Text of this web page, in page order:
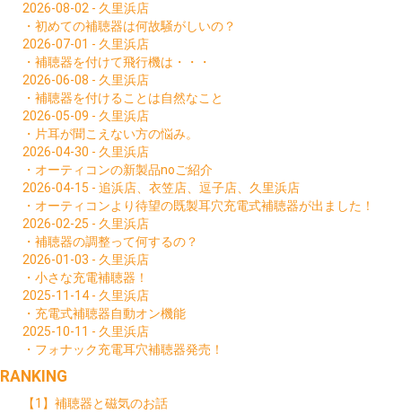
2026-08-02 - 久里浜店
・初めての補聴器は何故騒がしいの？
2026-07-01 - 久里浜店
・補聴器を付けて飛行機は・・・
2026-06-08 - 久里浜店
・補聴器を付けることは自然なこと
2026-05-09 - 久里浜店
・片耳が聞こえない方の悩み。
2026-04-30 - 久里浜店
・オーティコンの新製品noご紹介
2026-04-15 - 追浜店、衣笠店、逗子店、久里浜店
・オーティコンより待望の既製耳穴充電式補聴器が出ました！
2026-02-25 - 久里浜店
・補聴器の調整って何するの？
2026-01-03 - 久里浜店
・小さな充電補聴器！
2025-11-14 - 久里浜店
・充電式補聴器自動オン機能
2025-10-11 - 久里浜店
・フォナック充電耳穴補聴器発売！
RANKING
【1】補聴器と磁気のお話